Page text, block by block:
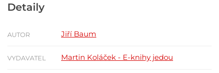
Detaily
AUTOR Jiří Baum
VYDAVATEL Martin Koláček - E-knihy jedou